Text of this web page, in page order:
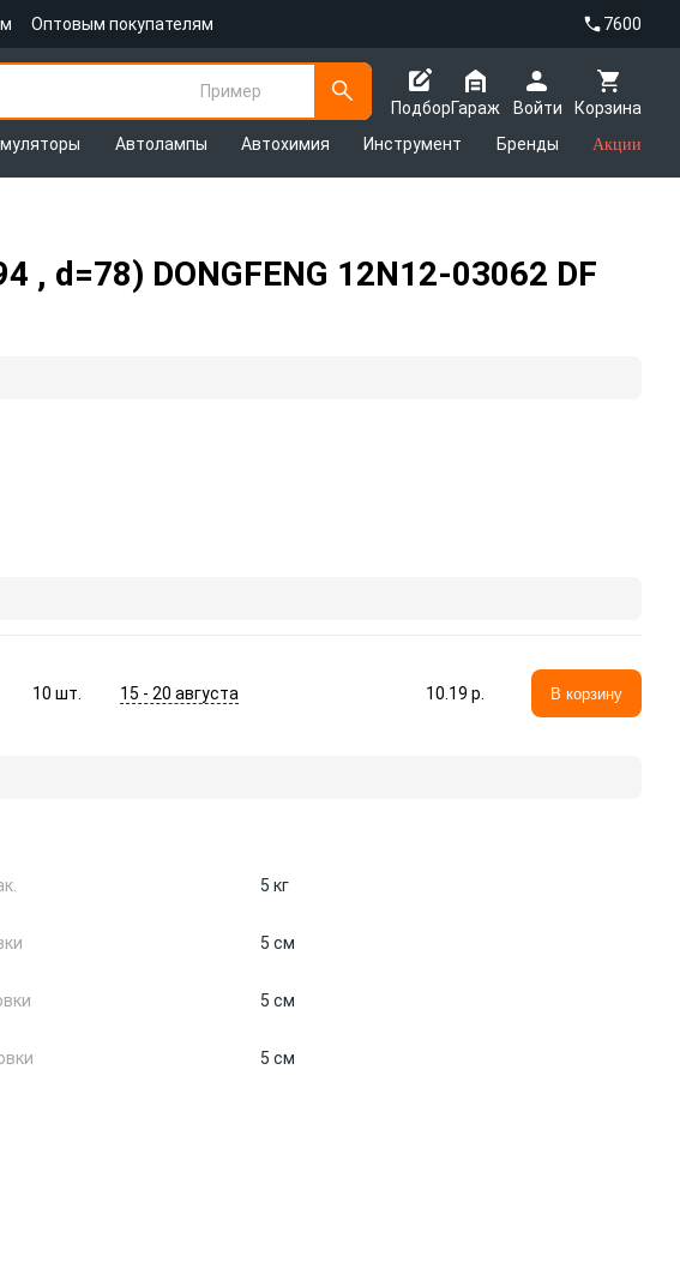
Оптовым покупателям 7600
Пример
Подбор
Корзина
Гараж
Войти
Автолампы Автохимия Инструмент Бренды Акции
, d=78) DONGFENG 12N12-03062 DF
10шт. 15 - 20 августа 10.19 p. В корзину
5 кг
5 см
5 см
5 см